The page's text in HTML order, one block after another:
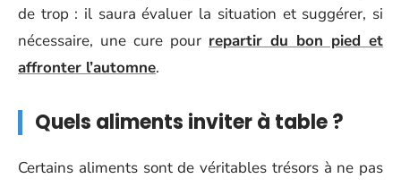
de trop : il saura évaluer la situation et suggérer, si
nécessaire, une cure pour repartir du bon pied et
affronter l’automne.
Quels aliments inviter à table ?
Certains aliments sont de véritables trésors à ne pas